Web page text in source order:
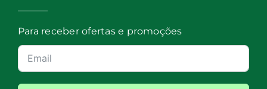
Para receber ofertas e promoções